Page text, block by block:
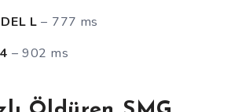
L – 777 ms
– 902 ms